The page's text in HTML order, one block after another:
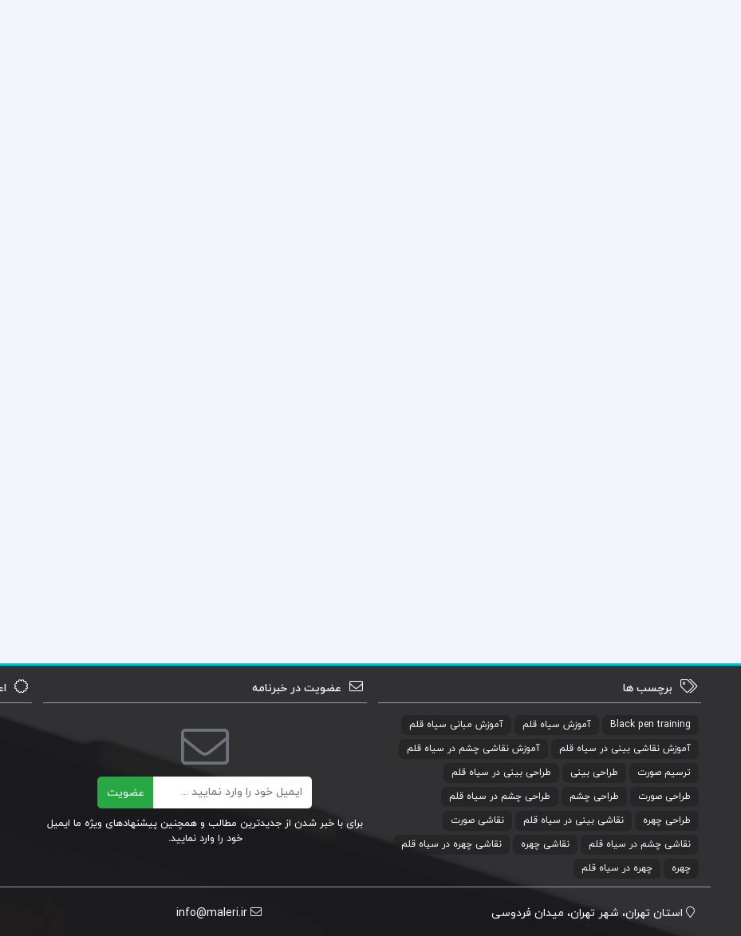
برچسب ها
Black pen training آموزش سیاه قلم
آموزش مبانی سیاه قلم
آموزش نقاشی بینی در سیاه قلم
آموزش نقاشی چشم در سیاه قلم
ترسیم صورت
طراحی بینی
طراحی بینی در سیاه قلم
طراحی صورت
طراحی چشم
طراحی چشم در سیاه قلم
طراحی چهره
نقاشی بینی در سیاه قلم
نقاشی صورت
نقاشی چشم در سیاه قلم
نقاشی چهره
نقاشی چهره در سیاه قلم
چهره
چهره در سیاه قلم
عضویت در خبرنامه
ایمیل عضویت
برای با خبر شدن از جدیدترین مطالب و همچنین پیشنهادهای ویژه ما ایمیل
خود را وارد نمایید.
استان تهران، شهر تهران، میدان فردوسی info@maleri.ir